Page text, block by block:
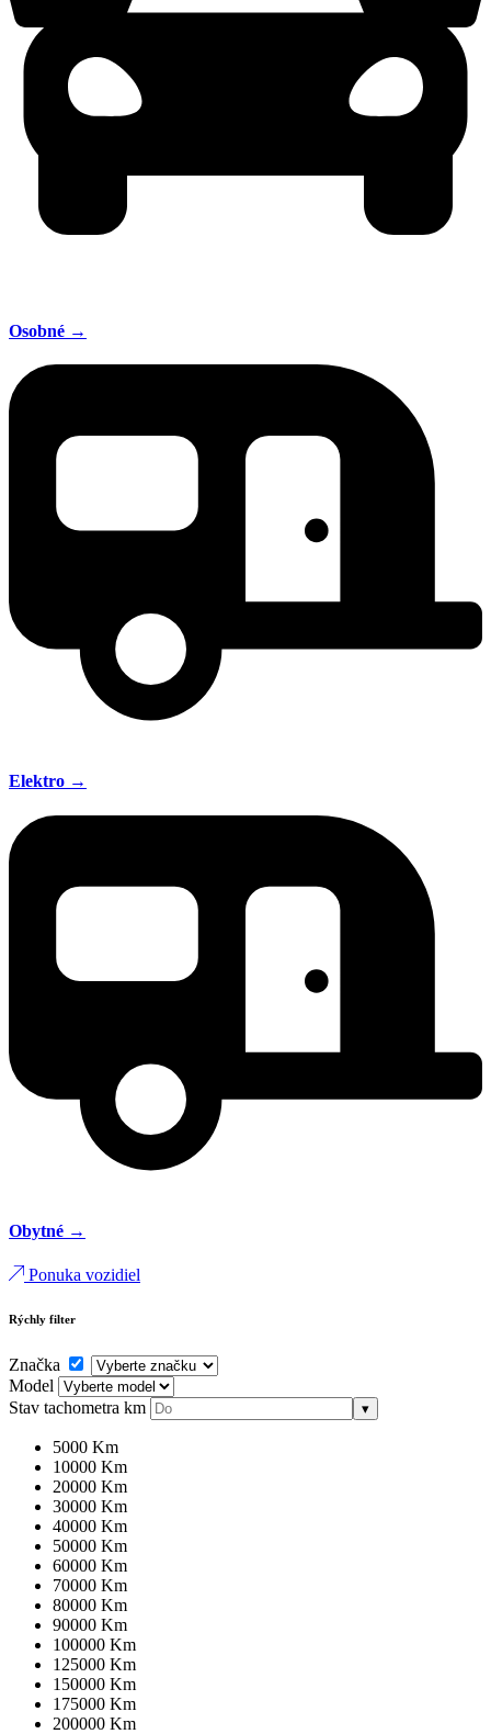
Osobné →
Elektro →
Obytné →
Ponuka vozidiel
Rýchly filter
Značka
Model
Stav tachometra km ▾
5000 Km
10000 Km
20000 Km
30000 Km
40000 Km
50000 Km
60000 Km
70000 Km
80000 Km
90000 Km
100000 Km
125000 Km
150000 Km
175000 Km
200000 Km